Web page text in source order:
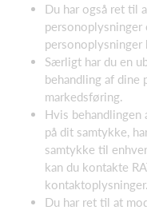
Du har også ret til
personoplysninger
personoplysninger
Særligt har du en
behandling af
markedsføring.
Hvis behandlingen
på dit samtykke,
samtykke til
kan du kontakte
kontaktoplysninger.
Du har ret til at